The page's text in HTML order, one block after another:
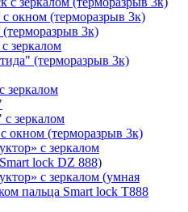
окном (терморазрыв 3к)
3к)
зеркалом
(терморазрыв 3к)
зеркалом
с зеркалом
окном (терморазрыв 3к)
с зеркалом
lock DZ 888)
с зеркалом (умная
пальца Smart lock T888